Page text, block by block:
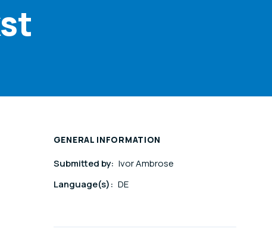
GENERAL INFORMATION
Submitted by: Ivor Ambrose
Language(s): DE